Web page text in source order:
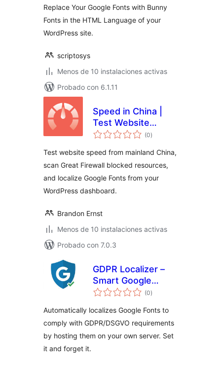
Replace Your Google Fonts with Bunny
Fonts in the HTML Language of your
WordPress site.
scriptosys
Menos de 10 instalaciones activas
Probado con 6.1.11
Speed in China |
Test Website
Speed from
GFW Optimization
& Google Fonts
(0total
de
)
Test website speed from mainland China,
scan Great Firewall blocked resources,
and localize Google Fonts from your
WordPress dashboard.
Brandon Ernst
Menos de 10 instalaciones activas
Probado con 7.0.3
GDPR Localizer –
Smart Google
Fonts Local Hosting
Compliance
(0total
de
)
Automatically localizes Google Fonts to
comply with GDPR/DSGVO requirements
by hosting them on your own server. Set
it and forget it.